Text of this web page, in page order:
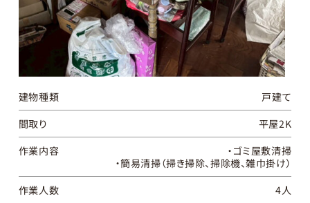
建物種類
戸建て
間取り
平屋2K
作業内容
・ゴミ屋敷清掃
・簡易清掃（掃き掃除、掃除機、雑巾掛け）
作業人数
4人